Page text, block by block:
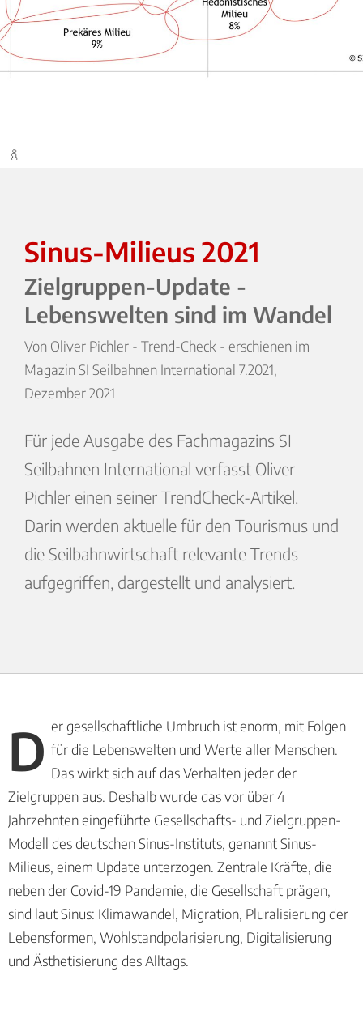
Sinus-Milieus 2021
Zielgruppen-Update -
Lebenswelten sind im Wandel
Von Oliver Pichler - Trend-Check - erschienen im
Magazin SI Seilbahnen International 7.2021,
Dezember 2021
Für jede Ausgabe des Fachmagazins SI
Seilbahnen International verfasst Oliver
Pichler einen seiner TrendCheck-Artikel.
Darin werden aktuelle für den Tourismus und
die Seilbahnwirtschaft relevante Trends
aufgegriffen, dargestellt und analysiert.
Der gesellschaftliche Umbruch ist enorm, mit Folgen für die Lebenswelten und Werte aller Menschen.
Das wirkt sich auf das Verhalten jeder der
Zielgruppen aus. Deshalb wurde das vor über 4
Jahrzehnten eingeführte Gesellschafts- und Zielgruppen-
Modell des deutschen Sinus-Instituts, genannt Sinus-
Milieus, einem Update unterzogen. Zentrale Kräfte, die
neben der Covid-19 Pandemie, die Gesellschaft prägen,
sind laut Sinus: Klimawandel, Migration, Pluralisierung der
Lebensformen, Wohlstandpolarisierung, Digitalisierung
und Ästhetisierung des Alltags.